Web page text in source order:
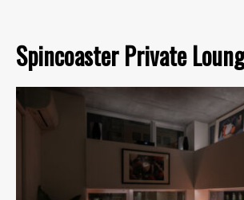
Spincoaster Private